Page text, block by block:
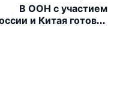
В ООН с участием
и Китая готовят